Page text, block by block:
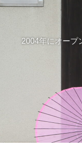
2004年にオープ